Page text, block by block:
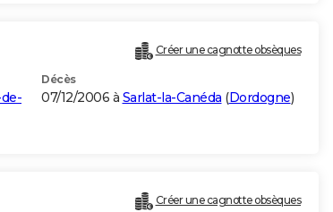
Créer une cagnotte obsèques
Décès
07/12/2006 à Sarlat-la-Canéda (Dordogne)
Créer une cagnotte obsèques